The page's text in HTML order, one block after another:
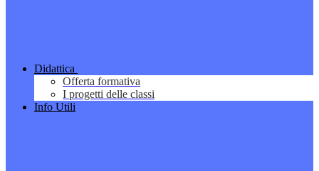
Didattica
Offerta formativa
I progetti delle classi
Info Utili